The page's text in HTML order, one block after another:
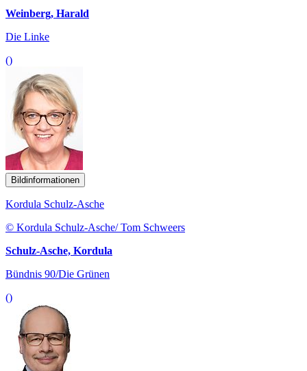
Weinberg, Harald
Die Linke
()
Bildinformationen
Kordula Schulz-Asche
© Kordula Schulz-Asche/ Tom Schweers
Schulz-Asche, Kordula
Bündnis 90/Die Grünen
()